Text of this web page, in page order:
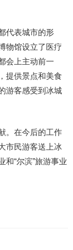
代表城市的形
物馆设立了医疗
会上主动前一
提供景点和美食
游客感受到冰城
。在今后的工作
市民游客送上冰
和“尔滨”旅游事业